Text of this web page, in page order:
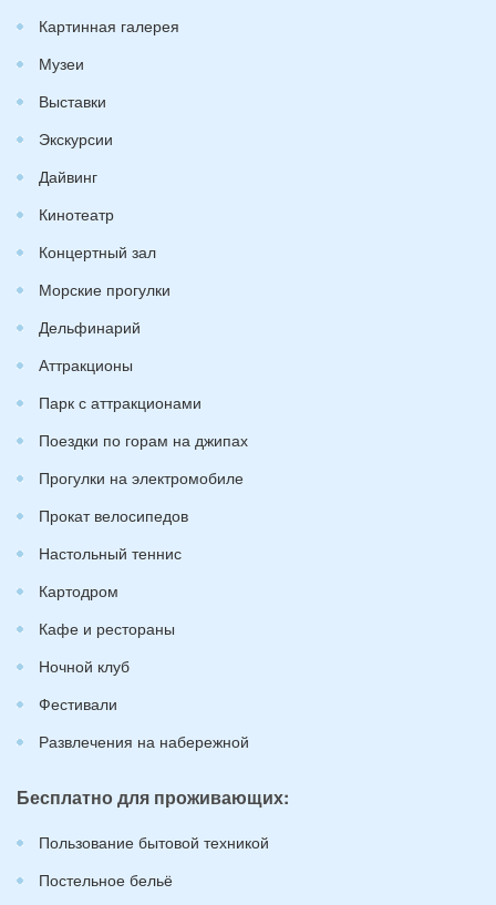
Картинная галерея
Музеи
Выставки
Экскурсии
Дайвинг
Кинотеатр
Концертный зал
Морские прогулки
Дельфинарий
Аттракционы
Парк с аттракционами
Поездки по горам на джипах
Прогулки на электромобиле
Прокат велосипедов
Настольный теннис
Картодром
Кафе и рестораны
Ночной клуб
Фестивали
Развлечения на набережной
Бесплатно для проживающих:
Пользование бытовой техникой
Постельное бельё